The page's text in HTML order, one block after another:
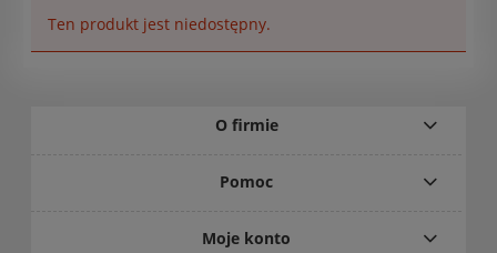
Ten produkt jest niedostępny.
O firmie
Pomoc
Moje konto